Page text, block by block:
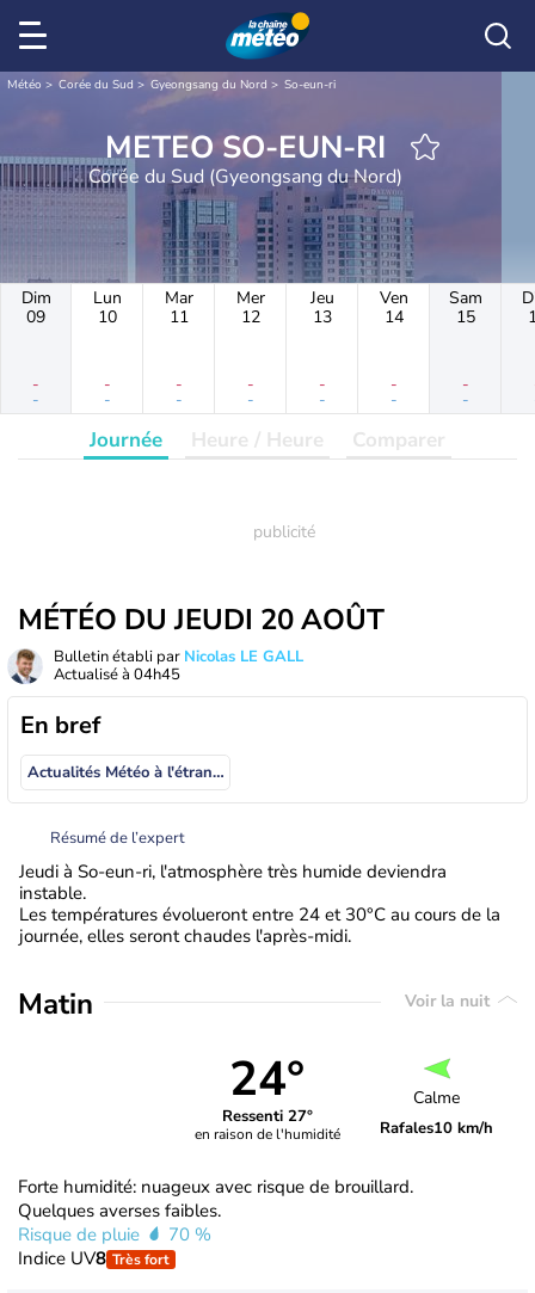
Météo Corée du Sud Gyeongsang du Nord So-eun-ri
METEO SO-EUN-RI
Corée du Sud (Gyeongsang du Nord)
Dim
09
-
-
Lun
10
-
-
Mar
11
-
-
Mer
12
-
-
Jeu
13
-
-
Ven
14
-
-
Sam
15
-
-
Journée Heure / Heure Comparer
MÉTÉO DU JEUDI 20 AOÛT
Bulletin établi par Nicolas LE GALL
Actualisé à 04h45
En bref
Actualités Météo à l'étranger
Résumé de l’expert
Jeudi à So-eun-ri, l'atmosphère très humide deviendra
instable.
Les températures évolueront entre 24 et 30°C au cours de la
journée, elles seront chaudes l'après-midi.
Matin Voir la nuit
24°
Ressenti 27°
en raison de l'humidité
Calme
Rafales10 km/h
Forte humidité: nuageux avec risque de brouillard.
Quelques averses faibles.
Risque de pluie
70 %
Indice UV8 Très fort